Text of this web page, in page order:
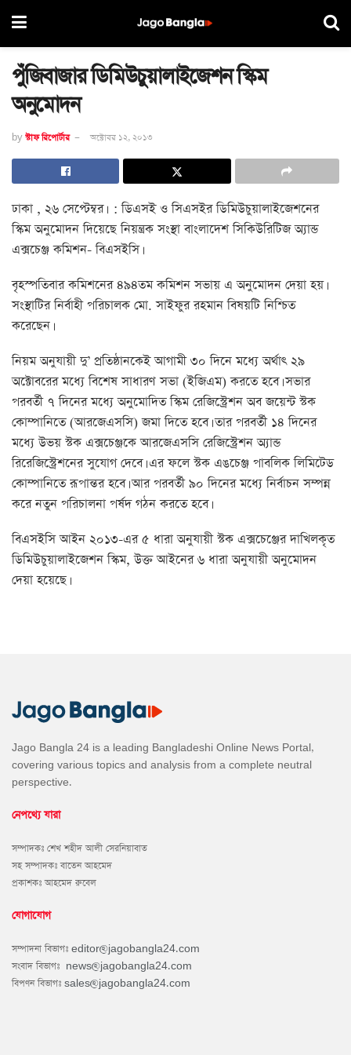
পুঁজিবাজার ডিমিউচুয়ালাইজেশন স্কিম
অনুমোদন
by স্টাফ রিপোর্টার অক্টোবর ১২, ২০১৩
ঢাকা , ২৬ সেপ্টেম্বর। : ডিএসই ও সিএসইর ডিমিউচুয়ালাইজেশনের
স্কিম অনুমোদন দিয়েছে নিয়ন্ত্রক সংস্থা বাংলাদেশ সিকিউরিটিজ অ্যান্ড
এক্সচেঞ্জ কমিশন- বিএসইসি।
বৃহস্পতিবার কমিশনের ৪৯৪তম কমিশন সভায় এ অনুমোদন দেয়া হয়।
সংস্থাটির নির্বাহী পরিচালক মো. সাইফুর রহমান বিষয়টি নিশ্চিত
করেছেন।
নিয়ম অনুযায়ী দু’ প্রতিষ্ঠানকেই আগামী ৩০ দিনে মধ্যে অর্থাৎ ২৯
অক্টোবরের মধ্যে বিশেষ সাধারণ সভা (ইজিএম) করতে হবে। সভার
পরবর্তী ৭ দিনের মধ্যে অনুমোদিত স্কিম রেজিস্ট্রেশন অব জয়েন্ট স্টক
কোম্পানিতে (আরজেএসসি) জমা দিতে হবে। তার পরবর্তী ১৪ দিনের
মধ্যে উভয় স্টক এক্সচেঞ্জকে আরজেএসসি রেজিস্ট্রেশন অ্যান্ড
রিরেজিস্ট্রেশনের সুযোগ দেবে। এর ফলে স্টক এঙচেঞ্জ পাবলিক লিমিটেড
কোম্পানিতে রূপান্তর হবে। আর পরবর্তী ৯০ দিনের মধ্যে নির্বাচন সম্পন্ন
করে নতুন পরিচালনা পর্ষদ গঠন করতে হবে।
বিএসইসি আইন ২০১৩-এর ৫ ধারা অনুযায়ী স্টক এক্সচেঞ্জের দাখিলকৃত
ডিমিউচুয়ালাইজেশন স্কিম, উক্ত আইনের ৬ ধারা অনুযায়ী অনুমোদন
দেয়া হয়েছে।
Jago Bangla 24 is a leading Bangladeshi Online News Portal,
covering various topics and analysis from a complete neutral
perspective.
নেপথ্যে যারা
সম্পাদকঃ শেখ শহীদ আলী সেরনিয়াবাত
সহ সম্পাদকঃ বাতেন আহমেদ
প্রকাশকঃ আহমেদ রুবেল
যোগাযোগ
সম্পাদনা বিভাগঃ editor@jagobangla24.com
সংবাদ বিভাগঃ news@jagobangla24.com
বিপণন বিভাগঃ sales@jagobangla24.com